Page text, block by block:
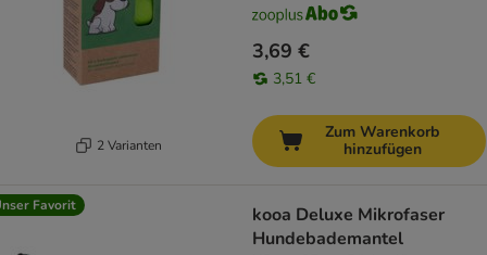
2 Varianten
3,69 €
3,51 €
Zum Warenkorb
hinzufügen
Favorit
kooa Deluxe Mikrofaser
Hundebademantel